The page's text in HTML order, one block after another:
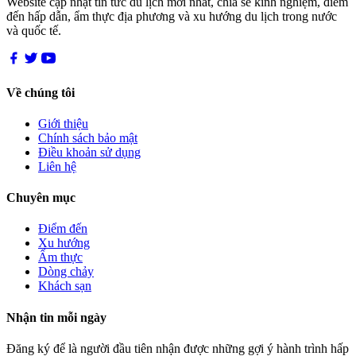
đến hấp dẫn, ẩm thực địa phương và xu hướng du lịch trong nước
và quốc tế.
Về chúng tôi
Giới thiệu
Chính sách bảo mật
Điều khoản sử dụng
Liên hệ
Chuyên mục
Điểm đến
Xu hướng
Ẩm thực
Dòng chảy
Khách sạn
Nhận tin mỗi ngày
Đăng ký để là người đầu tiên nhận được những gợi ý hành trình hấp